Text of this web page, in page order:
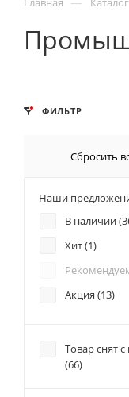
ФИЛЬТР
Сбросить
Наши
В наличии (
Хит (1)
Акция (13)
Товар снят
(66)